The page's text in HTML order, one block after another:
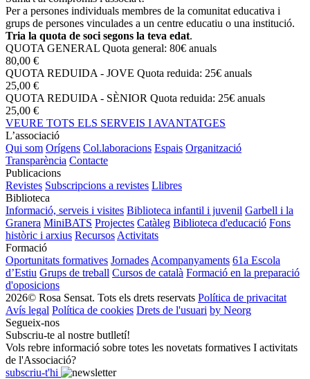
Per a persones individuals membres de la comunitat educativa i
grups de persones vinculades a un centre educatiu o una institució.
Tria la quota de soci segons la teva edat.
QUOTA GENERAL Quota general: 80€ anuals
80,00 €
QUOTA REDUIDA - JOVE Quota reduida: 25€ anuals
25,00 €
QUOTA REDUIDA - SÈNIOR Quota reduida: 25€ anuals
25,00 €
VEURE TOTS ELS SERVEIS I AVANTATGES
L’associació
Qui som Orígens Col.laboracions Espais Organització
Transparència Contacte
Publicacions
Revistes Subscripcions a revistes Llibres
Biblioteca
Informació, serveis i visites Biblioteca infantil i juvenil Garbell i la
Granera MiniBATS Projectes Catàleg Biblioteca d'educació Fons
històric i arxius Recursos Activitats
Formació
Oportunitats formatives Jornades Acompanyaments 61a Escola
d’Estiu Grups de treball Cursos de català Formació en la preparació
d'oposicions
2026© Rosa Sensat. Tots els drets reservats Política de privacitat
Avís legal Política de cookies Drets de l'usuari by Neorg
Segueix-nos
Subscriu-te al nostre butlletí!
Vols rebre informació sobre totes les novetats formatives I activitats
de l'Associació?
subscriu-t'hi